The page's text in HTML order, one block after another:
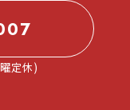
定休)